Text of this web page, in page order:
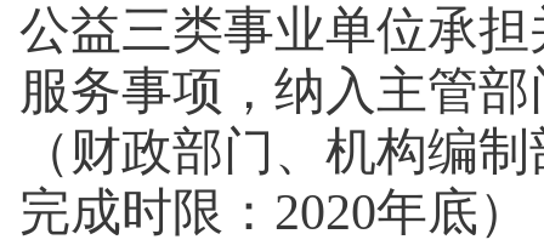
公益三类事业单位承
服务事项，纳入主管
（财政部门、机构编
完成时限：2020年底）